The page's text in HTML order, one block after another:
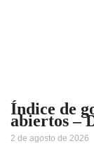
Índice de
abiertos –
2 de agosto de 2026